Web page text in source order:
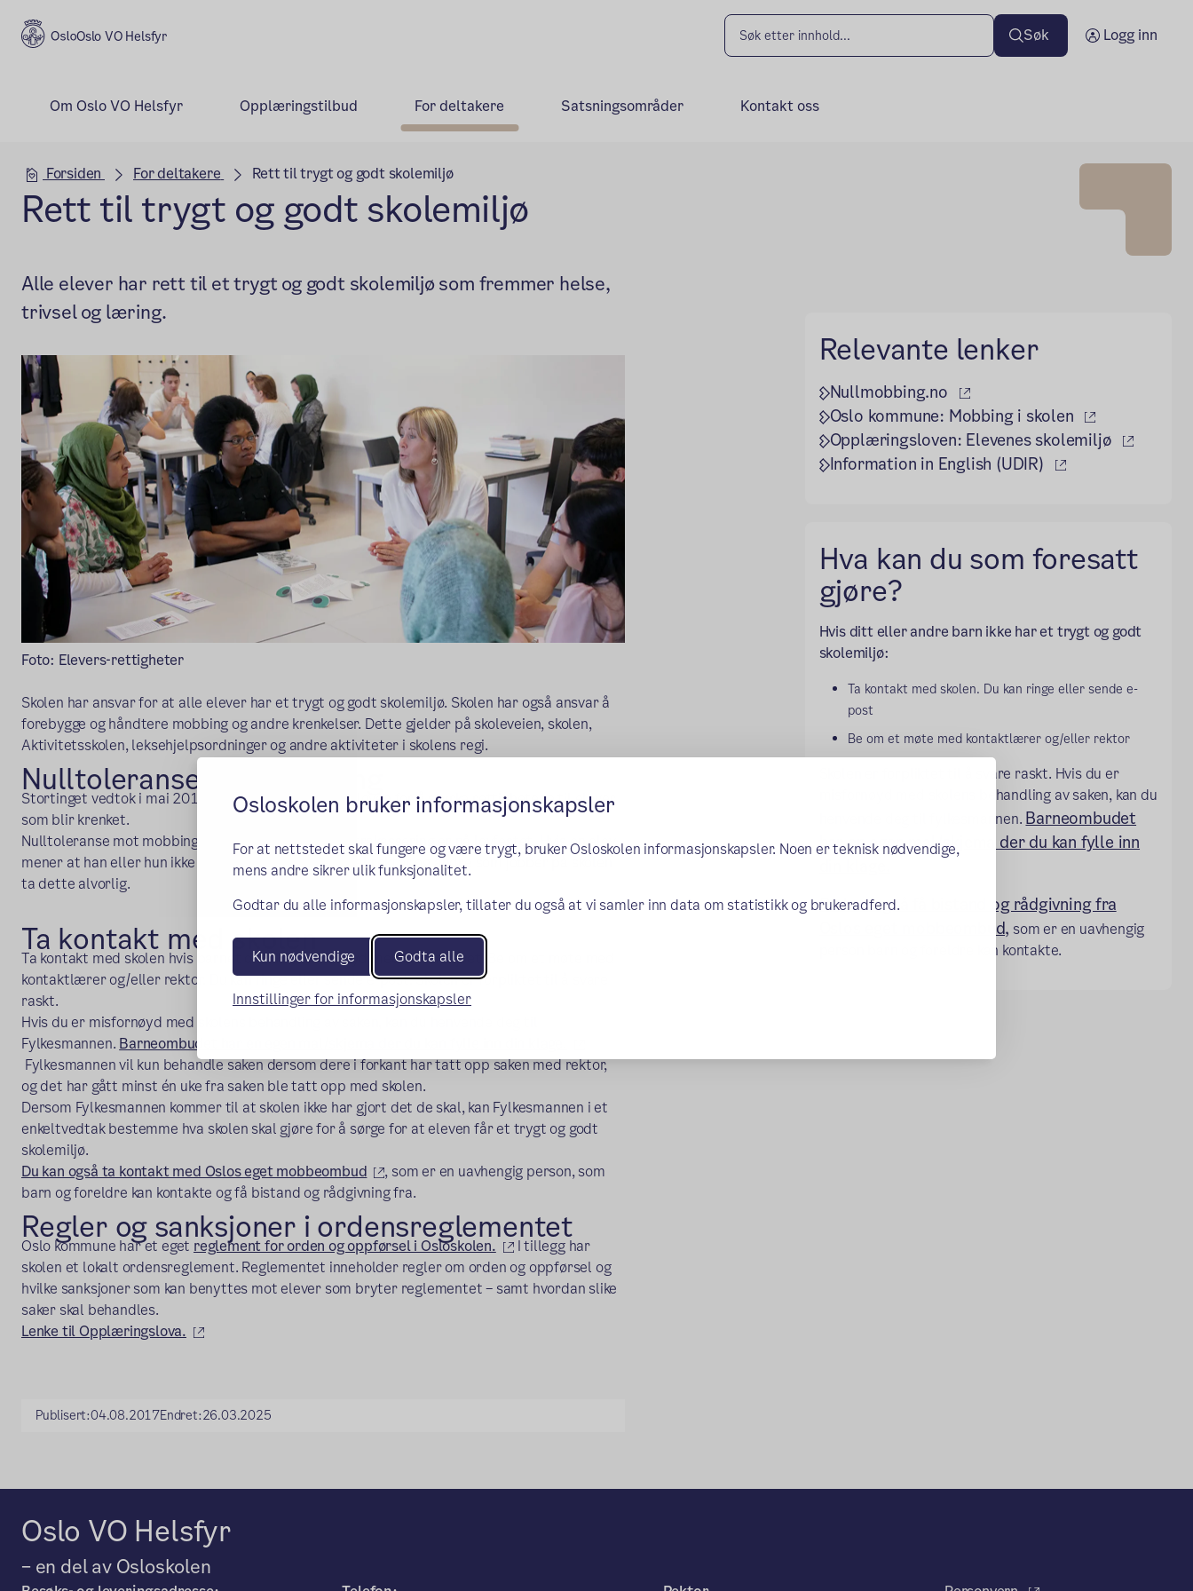
Osloskolen bruker informasjonskapsler
For at nettstedet skal fungere og være trygt, bruker Osloskolen informasjonskapsler. Noen er teknisk nødvendige,
mens andre sikrer ulik funksjonalitet.
Godtar du alle informasjonskapsler, tillater du også at vi samler inn data om statistikk og brukeradferd.
Kun nødvendige Godta alle
Innstillinger for informasjonskapsler
Oslo VO Helsfyr Søk Logg inn
Om Oslo VO Helsfyr Opplæringstilbud For deltakere Satsningsområder Kontakt oss
Hovedseksjon
Forsiden For deltakere Rett til trygt og godt skolemiljø
Rett til trygt og godt skolemiljø
Alle elever har rett til et trygt og godt skolemiljø som fremmer helse,
trivsel og læring.
Foto: Elevers-rettigheter
Skolen har ansvar for at alle elever har et trygt og godt skolemiljø. Skolen har også ansvar å
forebygge og håndtere mobbing og andre krenkelser. Dette gjelder på skoleveien, skolen,
Aktivitetsskolen, leksehjelpsordninger og andre aktiviteter i skolens regi.
Nulltoleranse mot mobbing
Stortinget vedtok i mai 2017 endringer i opplæringsloven for å styrke rettighetene til elever
som blir krenket.
Nulltoleranse mot mobbing, vold, diskriminering og trakassering er nå lovfestet. Hvis en elev
mener at han eller hun ikke har det bra på skolen, skal rektor og andre som jobber på skolen
ta dette alvorlig.
Ta kontakt med skolen
Ta kontakt med skolen hvis barnet ditt ikke er fornøyd med skolemiljøet. Be om et møte med
kontaktlærer og/eller rektor. Du kan ringe eller sende e-post. Skolen er forpliktet til å svare
raskt.
Hvis du er misfornøyd med skolens behandling av saken, kan du henvende deg til
Fylkesmannen. Barneombudet har en egen mal/skjema der du kan fylle inn din klage.
(ekstern lenke)
Fylkesmannen vil kun behandle saken dersom dere i forkant har tatt opp saken med rektor,
og det har gått minst én uke fra saken ble tatt opp med skolen.
Dersom Fylkesmannen kommer til at skolen ikke har gjort det de skal, kan Fylkesmannen i et
enkeltvedtak bestemme hva skolen skal gjøre for å sørge for at eleven får et trygt og godt
skolemiljø.
Du kan også ta kontakt med Oslos eget mobbeombud
(ekstern lenke)
, som er en uavhengig person, som
barn og foreldre kan kontakte og få bistand og rådgivning fra.
Regler og sanksjoner i ordensreglementet
Oslo kommune har et eget reglement for orden og oppførsel i Osloskolen. (ekstern lenke)
I tillegg har
skolen et lokalt ordensreglement. Reglementet inneholder regler om orden og oppførsel og
hvilke sanksjoner som kan benyttes mot elever som bryter reglementet – samt hvordan slike
saker skal behandles.
Lenke til Opplæringslova.
(ekstern lenke)
Publisert:04.08.2017Endret:26.03.2025
Relevante lenker
Nullmobbing.no
(ekstern lenke)
Oslo kommune: Mobbing i skolen
(ekstern
Opplæringsloven: Elevenes skolemiljø
Information in English (UDIR)
(ekstern lenke)
Hva kan du som foresatt
gjøre?
Hvis ditt eller andre barn ikke har et trygt og godt
skolemiljø:
Ta kontakt med skolen. Du kan ringe eller sende e-
post
Be om et møte med kontaktlærer og/eller rektor
Skolen er forpliktet til å svare raskt. Hvis du er
misfornøyd med skolens behandling av saken, kan du
henvende deg til fylkesmannen. Barneombudet
har en egen mal/skjema der du kan fylle inn
Du kan også få bistand og rådgivning fra
Oslos eget mobbeombud, som er en uavhengig
person barn og foreldre kan kontakte.
Oslo VO Helsfyr
– en del av Osloskolen